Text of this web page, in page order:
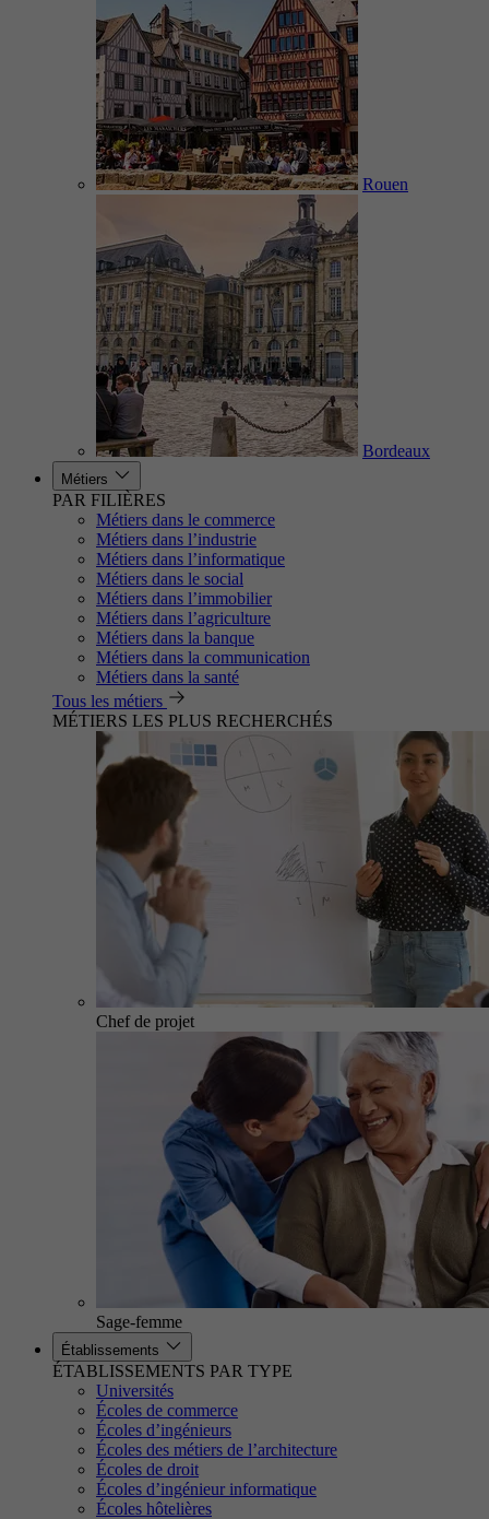
Rouen
Bordeaux
Métiers
PAR FILIÈRES
Métiers dans le commerce
Métiers dans l’industrie
Métiers dans l’informatique
Métiers dans le social
Métiers dans l’immobilier
Métiers dans l’agriculture
Métiers dans la banque
Métiers dans la communication
Métiers dans la santé
Tous les métiers
MÉTIERS LES PLUS RECHERCHÉS
Chef de projet
Sage-femme
Établissements
ÉTABLISSEMENTS PAR TYPE
Universités
Écoles de commerce
Écoles d’ingénieurs
Écoles des métiers de l’architecture
Écoles de droit
Écoles d’ingénieur informatique
Écoles hôtelières